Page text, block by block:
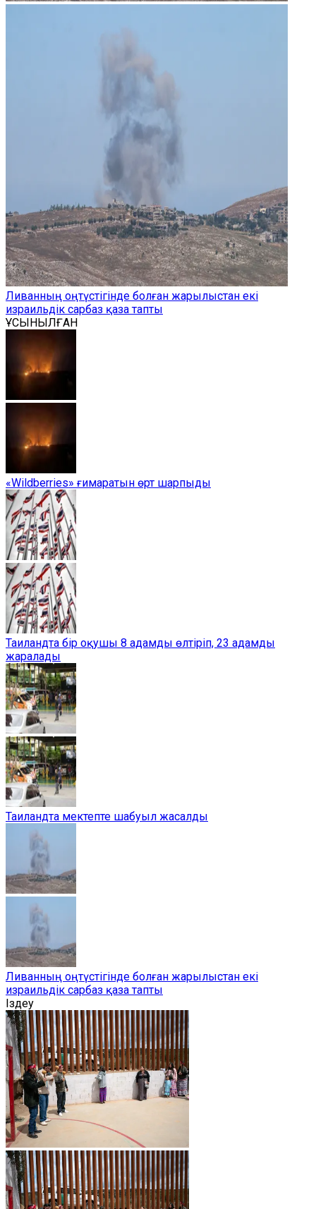
Ливанның оңтүстігінде болған жарылыстан екі
израильдік сарбаз қаза тапты
ҰСЫНЫЛҒАН
«Wildberries» ғимаратын өрт шарпыды
Таиландта бір оқушы 8 адамды өлтіріп, 23 адамды
жаралады
Таиландта мектепте шабуыл жасалды
Ливанның оңтүстігінде болған жарылыстан екі
израильдік сарбаз қаза тапты
Іздеу